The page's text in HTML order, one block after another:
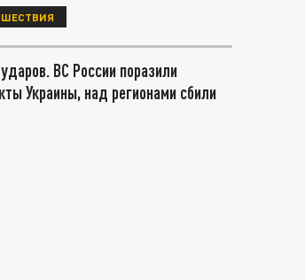
ВС России поразили
Украины, над регионами сбили